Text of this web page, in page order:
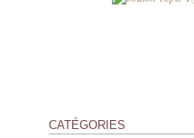
CATÉGORIES